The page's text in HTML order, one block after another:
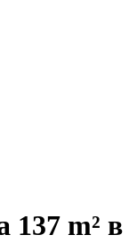
m² в